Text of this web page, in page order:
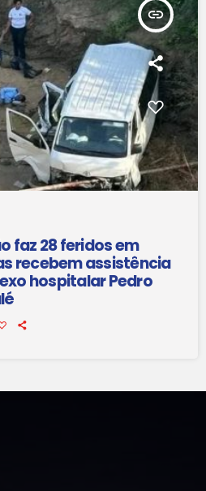
insert_link
faz 28 feridos em
recebem assistência
hospitalar Pedro